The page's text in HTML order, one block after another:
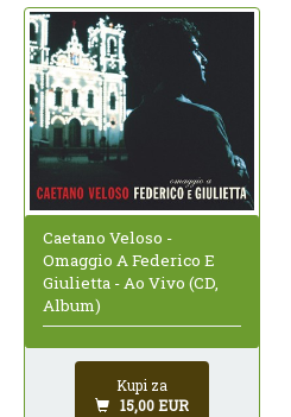
Caetano Veloso -
Omaggio A Federico E
Giulietta - Ao Vivo (CD,
Album)
Kupi za
15,00 EUR